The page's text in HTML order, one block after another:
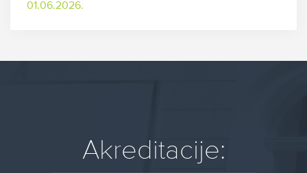
01.06.2026.
Akreditacije: